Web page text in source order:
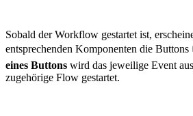
Sobald der Workflow gestartet ist,
entsprechenden Komponenten die
eines Buttons wird das jeweilige Event
zugehörige Flow gestartet.